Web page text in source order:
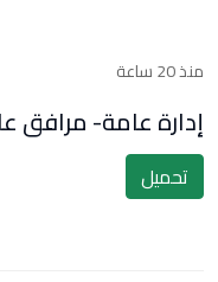
منذ 20 ساعة
إدارة عامة- مرافق
تحميل